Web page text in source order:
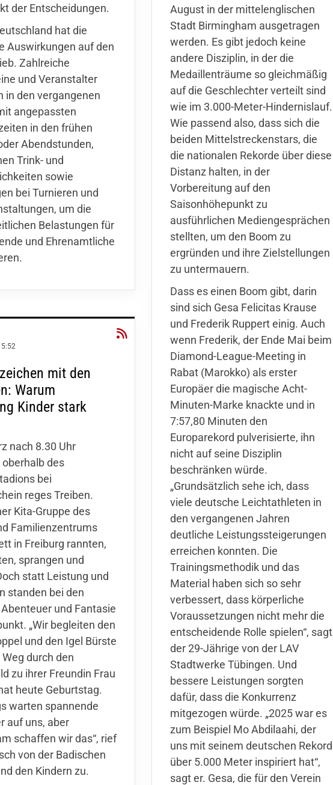
der Entscheidungen.
hat die
Auswirkungen auf den
Zahlreiche
und Veranstalter
in den vergangenen
angepassten
in den frühen
Abendstunden,
Trink- und
sowie
bei Turnieren und
um die
Belastungen für
und Ehrenamtliche
August in der mittelenglischen
Stadt Birmingham ausgetragen
werden. Es gibt jedoch keine
andere Disziplin, in der die
Medaillenträume so gleichmäßig
auf die Geschlechter verteilt sind
wie im 3.000-Meter-Hindernislauf.
Wie passend also, dass sich die
beiden Mittelstreckenstars, die
die nationalen Rekorde über diese
Distanz halten, in der
Vorbereitung auf den
Saisonhöhepunkt zu
ausführlichen Mediengesprächen
stellten, um den Boom zu
ergründen und ihre Zielstellungen
zu untermauern.
Dass es einen Boom gibt, darin
sind sich Gesa Felicitas Krause
und Frederik Ruppert einig. Auch
wenn Frederik, der Ende Mai beim
Diamond-League-Meeting in
Rabat (Marokko) als erster
Europäer die magische Acht-
Minuten-Marke knackte und in
7:57,80 Minuten den
Europarekord pulverisierte, ihn
nicht auf seine Disziplin
beschränken würde.
„Grundsätzlich sehe ich, dass
viele deutsche Leichtathleten in
den vergangenen Jahren
deutliche Leistungssteigerungen
erreichen konnten. Die
Trainingsmethodik und das
Material haben sich so sehr
verbessert, dass körperliche
Voraussetzungen nicht mehr die
entscheidende Rolle spielen“, sagt
der 29-Jährige von der LAV
Stadtwerke Tübingen. Und
bessere Leistungen sorgten
dafür, dass die Konkurrenz
mitgezogen würde. „2025 war es
zum Beispiel Mo Abdilaahi, der
uns mit seinem deutschen Rekord
über 5.000 Meter inspiriert hat“,
sagt er. Gesa, die für den Verein
mit den
Warum
Kinder stark
nach 8.30 Uhr
des
bei
reges Treiben.
Kita-Gruppe des
Familienzentrums
in Freiburg rannten,
sprangen und
statt Leistung und
standen bei den
und Fantasie
„Wir begleiten den
und den Igel Bürste
durch den
zu ihrer Freundin Frau
heute Geburtstag.
warten spannende
auf uns, aber
schaffen wir das“, rief
von der Badischen
den Kindern zu.